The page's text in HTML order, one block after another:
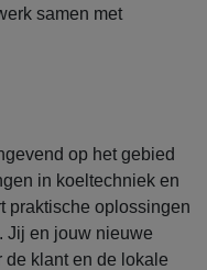
samen met
op het gebied
in koeltechniek en
praktische oplossingen
Jij en jouw nieuwe
de klant en de lokale